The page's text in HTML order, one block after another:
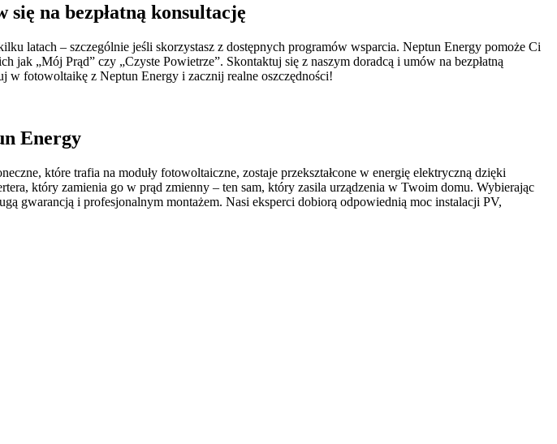
na bezpłatną konsultację
latach – szczególnie jeśli skorzystasz z dostępnych programów wsparcia. Neptun Energy pomoże Ci
„Mój Prąd” czy „Czyste Powietrze”. Skontaktuj się z naszym doradcą i umów na bezpłatną
w fotowoltaikę z Neptun Energy i zacznij realne oszczędności!
Energy
które trafia na moduły fotowoltaiczne, zostaje przekształcone w energię elektryczną dzięki
który zamienia go w prąd zmienny – ten sam, który zasila urządzenia w Twoim domu. Wybierając
gwarancją i profesjonalnym montażem. Nasi eksperci dobiorą odpowiednią moc instalacji PV,